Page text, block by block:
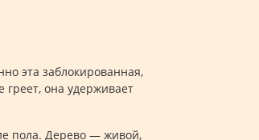
эта заблокированная,
она удерживает
пола. Дерево — живой,